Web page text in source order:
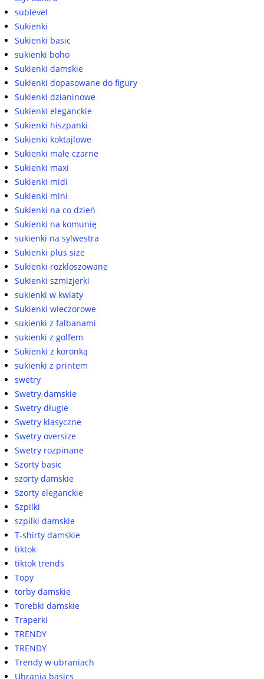
sublevel
Sukienki
Sukienki basic
sukienki boho
Sukienki damskie
Sukienki dopasowane do figury
Sukienki dzianinowe
Sukienki eleganckie
Sukienki hiszpanki
Sukienki koktajlowe
Sukienki małe czarne
Sukienki maxi
Sukienki midi
Sukienki mini
Sukienki na co dzień
Sukienki na komunię
sukienki na sylwestra
Sukienki plus size
Sukienki rozkloszowane
Sukienki szmizjerki
sukienki w kwiaty
Sukienki wieczorowe
sukienki z falbanami
sukienki z golfem
Sukienki z koronką
sukienki z printem
swetry
Swetry damskie
Swetry długie
Swetry klasyczne
Swetry oversize
Swetry rozpinane
Szorty basic
szorty damskie
Szorty eleganckie
Szpilki
szpilki damskie
T-shirty damskie
tiktok
tiktok trends
Topy
torby damskie
Torebki damskie
Traperki
TRENDY
TRENDY
Trendy w ubraniach
Ubrania basics